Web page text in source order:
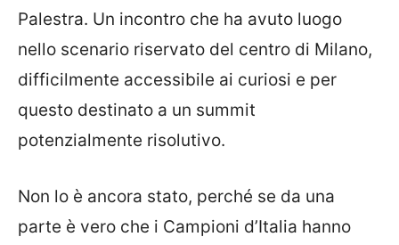
Palestra. Un incontro che ha avuto luogo
nello scenario riservato del centro di Milano,
difficilmente accessibile ai curiosi e per
questo destinato a un summit
potenzialmente risolutivo.
Non lo è ancora stato, perché se da una
parte è vero che i Campioni d’Italia hanno